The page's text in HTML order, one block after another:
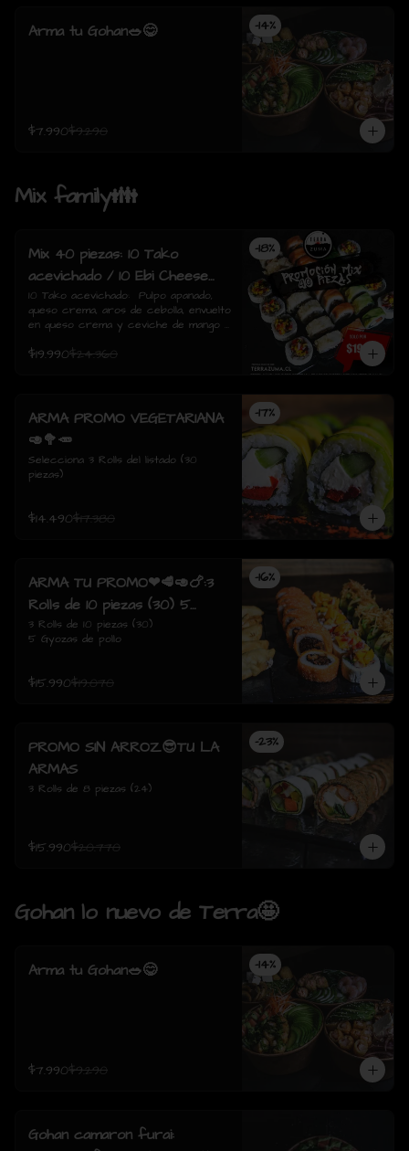
-14%
Arma tu Gohan🥗😋
$7.990$9.290
Mix family👪
-18%
Mix 40 piezas: 10 Tako
acevichado / 10 Ebi Cheese
tempura / 10 Tori Sake Rolls
/ 10 Sake Avocado.
10 Tako acevichado:  Pulpo apanado,
queso crema, aros de cebolla, envuelto
en queso crema y ceviche de mango /
queso crema, envuelto tempura./  10
Salmon, queso crema, ciboulette,
envuelto en palta
$19.990$24.360
-17%
ARMA PROMO VEGETARIANA
🥑🥦🥕
Selecciona 3 Rolls del listado (30
piezas)
$14.490$17.380
-16%
ARMA TU PROMO❤🥩🥑🍗:3
Rolls de 10 piezas (30) 5
Gyozas de pollo
3 Rolls de 10 piezas (30)
5 Gyozas de pollo
$15.990$19.070
-23%
PROMO SIN ARROZ😎TU LA
ARMAS
3 Rolls de 8 piezas (24)
$15.990$20.770
Gohan lo nuevo de Terra🤩
-14%
Arma tu Gohan🥗😋
$7.990$9.290
Gohan camaron furai: